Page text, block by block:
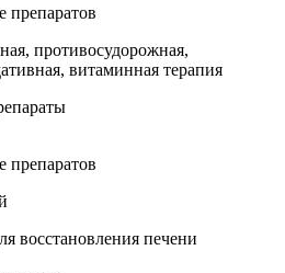
препаратов
противосудорожная,
витаминная терапия
препаратов
восстановления печени